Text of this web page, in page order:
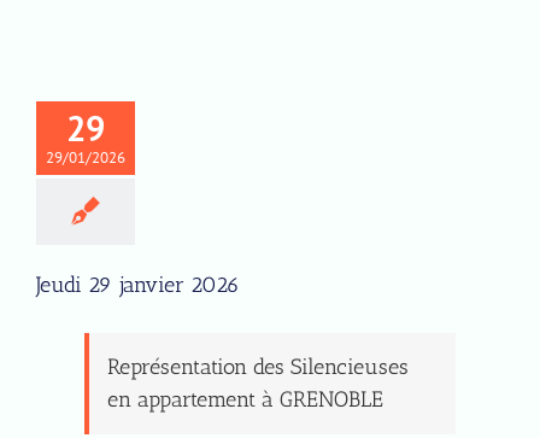
29
29/01/2026
Jeudi 29 janvier 2026
Représentation des Silencieuses
en appartement à GRENOBLE